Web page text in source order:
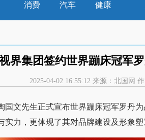
消费
汽车 健康
界集团签约世界蹦床冠军
2025-04-02 16:55:12 来源：北国网 作
文先生正式宣布世界蹦床冠军罗丹为
力，更体现了其对品牌建设及形象塑